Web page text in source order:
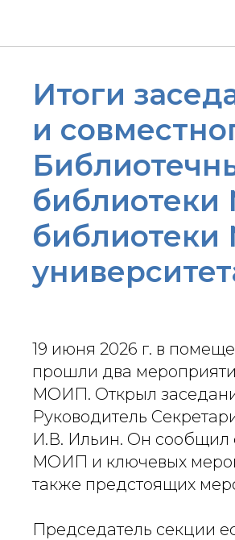
Итоги
и
библиотеки
19 июня 2026 г. в
прошли два
МОИП. Открыл
Руководитель
И.В. Ильин. Он сообщил
МОИП и ключевых
также предстоящих
Председатель секции